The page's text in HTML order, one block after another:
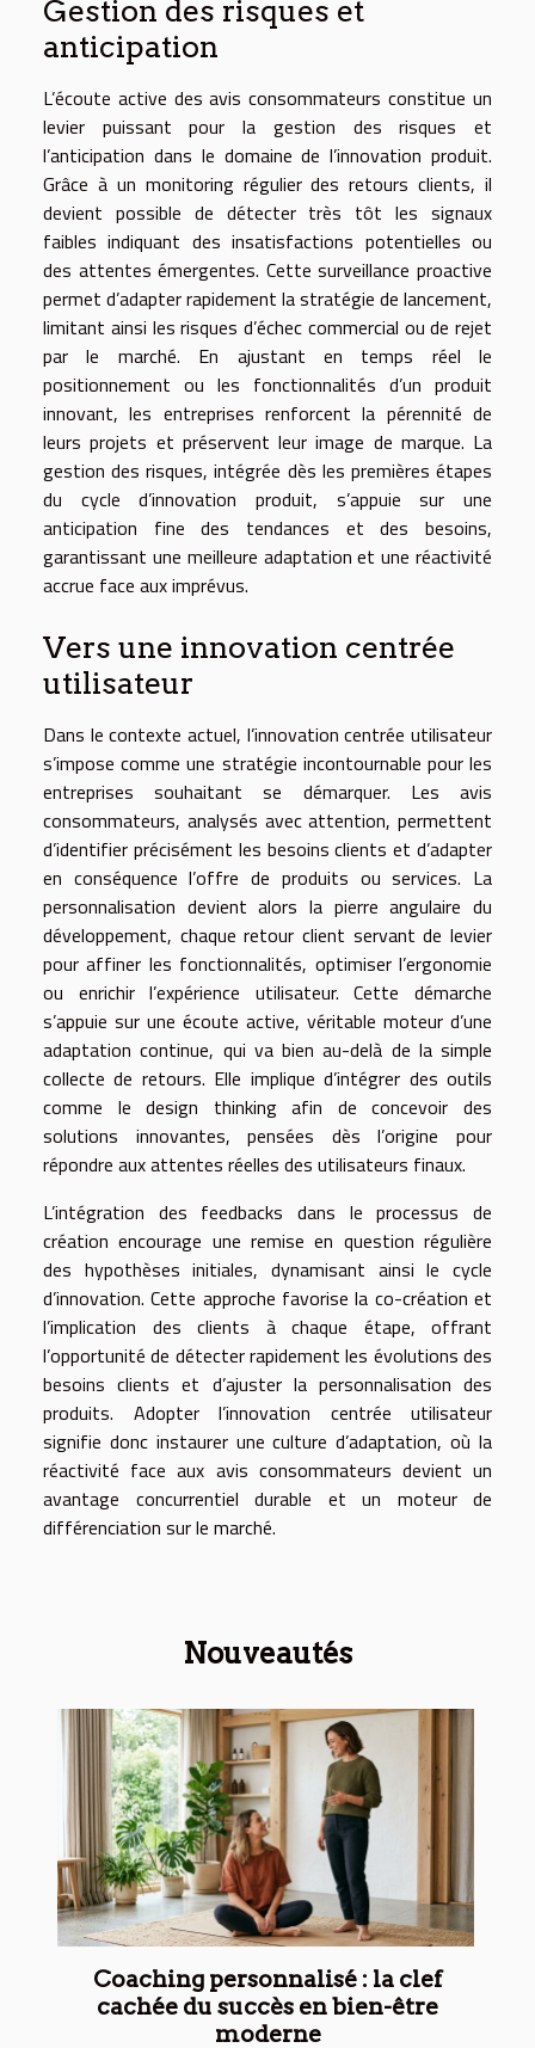
Gestion des risques et
anticipation
L’écoute active des avis consommateurs constitue un
levier puissant pour la gestion des risques et
l’anticipation dans le domaine de l’innovation produit.
Grâce à un monitoring régulier des retours clients, il
devient possible de détecter très tôt les signaux
faibles indiquant des insatisfactions potentielles ou
des attentes émergentes. Cette surveillance proactive
permet d’adapter rapidement la stratégie de lancement,
limitant ainsi les risques d’échec commercial ou de rejet
par le marché. En ajustant en temps réel le
positionnement ou les fonctionnalités d’un produit
innovant, les entreprises renforcent la pérennité de
leurs projets et préservent leur image de marque. La
gestion des risques, intégrée dès les premières étapes
du cycle d’innovation produit, s’appuie sur une
anticipation fine des tendances et des besoins,
garantissant une meilleure adaptation et une réactivité
accrue face aux imprévus.
Vers une innovation centrée
utilisateur
Dans le contexte actuel, l’innovation centrée utilisateur
s’impose comme une stratégie incontournable pour les
entreprises souhaitant se démarquer. Les avis
consommateurs, analysés avec attention, permettent
d’identifier précisément les besoins clients et d’adapter
en conséquence l’offre de produits ou services. La
personnalisation devient alors la pierre angulaire du
développement, chaque retour client servant de levier
pour affiner les fonctionnalités, optimiser l’ergonomie
ou enrichir l’expérience utilisateur. Cette démarche
s’appuie sur une écoute active, véritable moteur d’une
adaptation continue, qui va bien au-delà de la simple
collecte de retours. Elle implique d’intégrer des outils
comme le design thinking afin de concevoir des
solutions innovantes, pensées dès l’origine pour
répondre aux attentes réelles des utilisateurs finaux.
L’intégration des feedbacks dans le processus de
création encourage une remise en question régulière
des hypothèses initiales, dynamisant ainsi le cycle
d’innovation. Cette approche favorise la co-création et
l’implication des clients à chaque étape, offrant
l’opportunité de détecter rapidement les évolutions des
besoins clients et d’ajuster la personnalisation des
produits. Adopter l’innovation centrée utilisateur
signifie donc instaurer une culture d’adaptation, où la
réactivité face aux avis consommateurs devient un
avantage concurrentiel durable et un moteur de
différenciation sur le marché.
Nouveautés
Coaching personnalisé : la clef
cachée du succès en bien-être
moderne